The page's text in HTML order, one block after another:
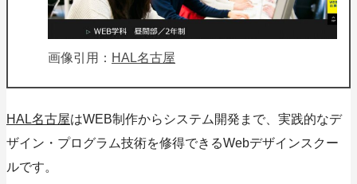
画像引用： HAL名古屋
HAL名古屋はWEB制作からシステム開発まで、実践的なデ
ザイン・プログラム技術を修得できるWebデザインスクー
ルです。